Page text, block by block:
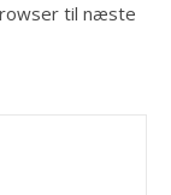
til næste